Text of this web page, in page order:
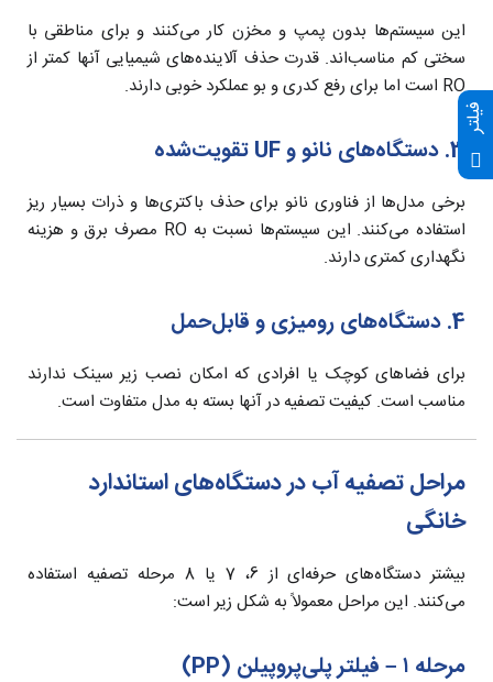
این سیستم‌ها بدون پمپ و مخزن کار می‌کنند و برای مناطقی با
سختی کم مناسب‌اند. قدرت حذف آلاینده‌های شیمیایی آنها کمتر از
RO است اما برای رفع کدری و بو عملکرد خوبی دارند.
3. دستگاه‌های نانو و UF تقویت‌شده
برخی مدل‌ها از فناوری نانو برای حذف باکتری‌ها و ذرات بسیار ریز
استفاده می‌کنند. این سیستم‌ها نسبت به RO مصرف برق و هزینه
نگهداری کمتری دارند.
4. دستگاه‌های رومیزی و قابل‌حمل
برای فضاهای کوچک یا افرادی که امکان نصب زیر سینک ندارند
مناسب است. کیفیت تصفیه در آنها بسته به مدل متفاوت است.
مراحل تصفیه آب در دستگاه‌های استاندارد
خانگی
بیشتر دستگاه‌های حرفه‌ای از 6، 7 یا 8 مرحله تصفیه استفاده
می‌کنند. این مراحل معمولاً به شکل زیر است:
مرحله ۱ – فیلتر پلی‌پروپیلن (PP)
فیلتر